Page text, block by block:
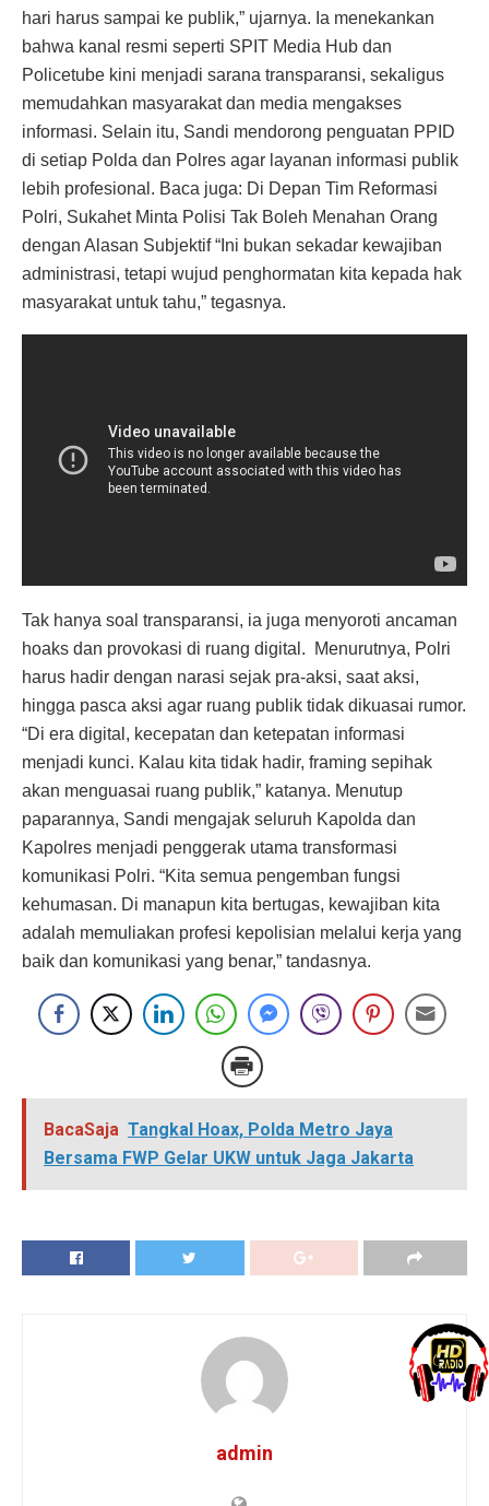
hari harus sampai ke publik,” ujarnya. Ia menekankan
bahwa kanal resmi seperti SPIT Media Hub dan
Policetube kini menjadi sarana transparansi, sekaligus
memudahkan masyarakat dan media mengakses
informasi. Selain itu, Sandi mendorong penguatan PPID
di setiap Polda dan Polres agar layanan informasi publik
lebih profesional. Baca juga: Di Depan Tim Reformasi
Polri, Sukahet Minta Polisi Tak Boleh Menahan Orang
dengan Alasan Subjektif “Ini bukan sekadar kewajiban
administrasi, tetapi wujud penghormatan kita kepada hak
masyarakat untuk tahu,” tegasnya.
Tak hanya soal transparansi, ia juga menyoroti ancaman
hoaks dan provokasi di ruang digital. Menurutnya, Polri
harus hadir dengan narasi sejak pra-aksi, saat aksi,
hingga pasca aksi agar ruang publik tidak dikuasai rumor.
“Di era digital, kecepatan dan ketepatan informasi
menjadi kunci. Kalau kita tidak hadir, framing sepihak
akan menguasai ruang publik,” katanya. Menutup
paparannya, Sandi mengajak seluruh Kapolda dan
Kapolres menjadi penggerak utama transformasi
komunikasi Polri. “Kita semua pengemban fungsi
kehumasan. Di manapun kita bertugas, kewajiban kita
adalah memuliakan profesi kepolisian melalui kerja yang
baik dan komunikasi yang benar,” tandasnya.
BacaSaja Tangkal Hoax, Polda Metro Jaya
Bersama FWP Gelar UKW untuk Jaga Jakarta
admin